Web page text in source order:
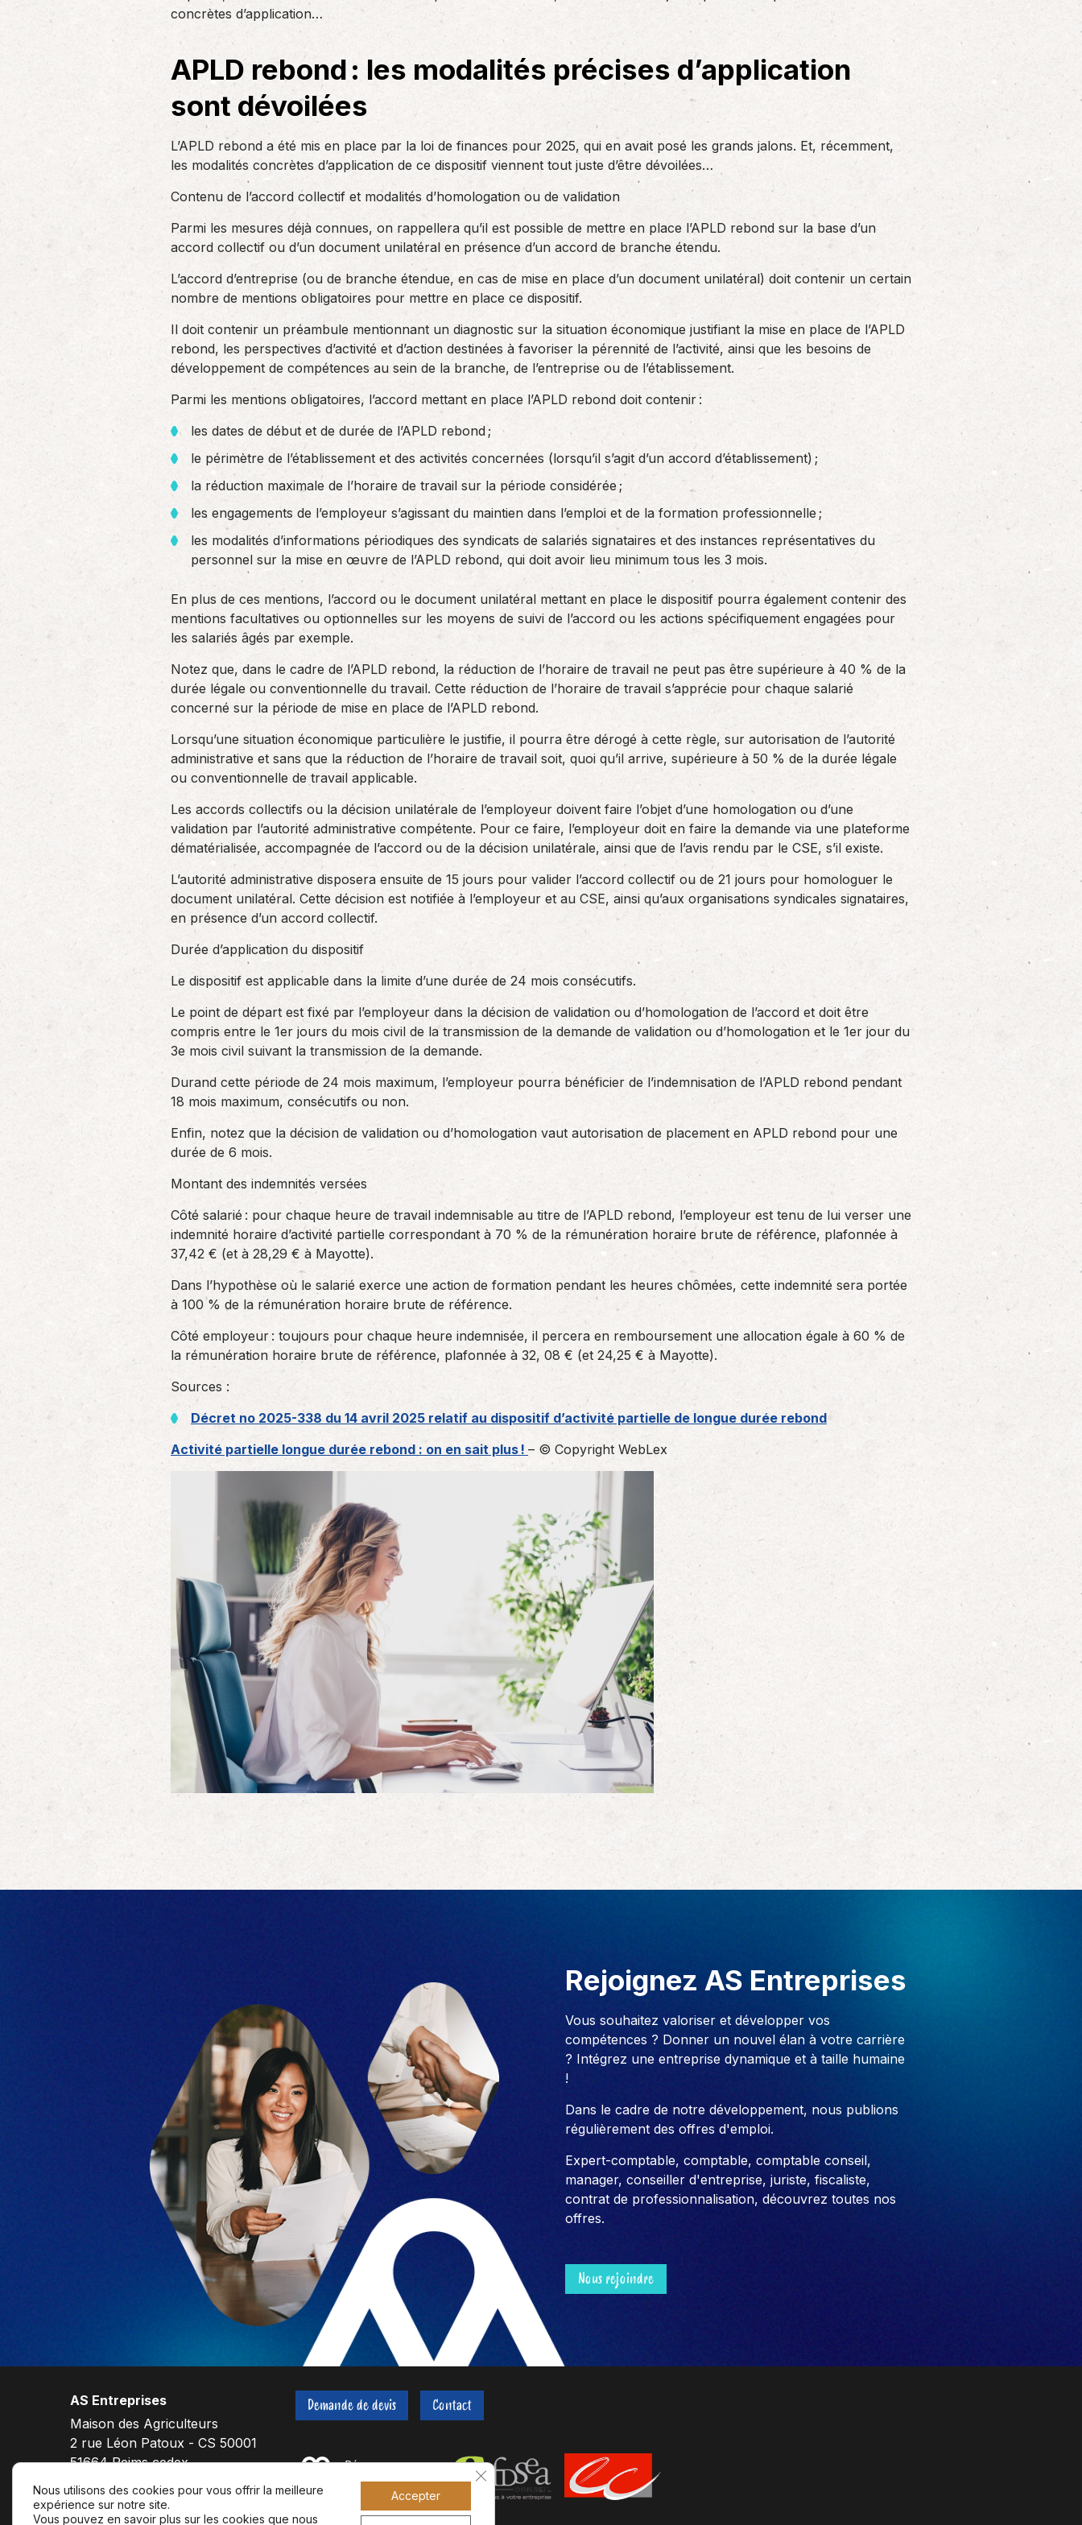
un nouvel associé…
de producteurs ou…
Accompagnement des
En tant qu’employeur, vous êtes soumis
à des obligations et à une légalisation
Solutions informatiques
Notre volonté de renforcer l’autonomie
de nos adhérents dans la tenue de leur
comptabilité et le…
concrètes d’application…
APLD rebond : les modalités précises d’application
sont dévoilées
L’APLD rebond a été mis en place par la loi de finances pour 2025, qui en avait posé les grands jalons. Et, récemment,
les modalités concrètes d’application de ce dispositif viennent tout juste d’être dévoilées…
Contenu de l’accord collectif et modalités d’homologation ou de validation
Parmi les mesures déjà connues, on rappellera qu’il est possible de mettre en place l’APLD rebond sur la base d’un
accord collectif ou d’un document unilatéral en présence d’un accord de branche étendu.
L’accord d’entreprise (ou de branche étendue, en cas de mise en place d’un document unilatéral) doit contenir un certain
nombre de mentions obligatoires pour mettre en place ce dispositif.
Il doit contenir un préambule mentionnant un diagnostic sur la situation économique justifiant la mise en place de l’APLD
rebond, les perspectives d’activité et d’action destinées à favoriser la pérennité de l’activité, ainsi que les besoins de
développement de compétences au sein de la branche, de l’entreprise ou de l’établissement.
Parmi les mentions obligatoires, l’accord mettant en place l’APLD rebond doit contenir :
les dates de début et de durée de l’APLD rebond ;
le périmètre de l’établissement et des activités concernées (lorsqu’il s’agit d’un accord d’établissement) ;
la réduction maximale de l’horaire de travail sur la période considérée ;
les engagements de l’employeur s’agissant du maintien dans l’emploi et de la formation professionnelle ;
les modalités d’informations périodiques des syndicats de salariés signataires et des instances représentatives du
personnel sur la mise en œuvre de l’APLD rebond, qui doit avoir lieu minimum tous les 3 mois.
En plus de ces mentions, l’accord ou le document unilatéral mettant en place le dispositif pourra également contenir des
mentions facultatives ou optionnelles sur les moyens de suivi de l’accord ou les actions spécifiquement engagées pour
les salariés âgés par exemple.
Notez que, dans le cadre de l’APLD rebond, la réduction de l’horaire de travail ne peut pas être supérieure à 40 % de la
durée légale ou conventionnelle du travail. Cette réduction de l’horaire de travail s’apprécie pour chaque salarié
concerné sur la période de mise en place de l’APLD rebond.
Lorsqu’une situation économique particulière le justifie, il pourra être dérogé à cette règle, sur autorisation de l’autorité
administrative et sans que la réduction de l’horaire de travail soit, quoi qu’il arrive, supérieure à 50 % de la durée légale
ou conventionnelle de travail applicable.
Les accords collectifs ou la décision unilatérale de l’employeur doivent faire l’objet d’une homologation ou d’une
validation par l’autorité administrative compétente. Pour ce faire, l’employeur doit en faire la demande via une plateforme
dématérialisée, accompagnée de l’accord ou de la décision unilatérale, ainsi que de l’avis rendu par le CSE, s’il existe.
L’autorité administrative disposera ensuite de 15 jours pour valider l’accord collectif ou de 21 jours pour homologuer le
document unilatéral. Cette décision est notifiée à l’employeur et au CSE, ainsi qu’aux organisations syndicales signataires,
en présence d’un accord collectif.
Durée d’application du dispositif
Le dispositif est applicable dans la limite d’une durée de 24 mois consécutifs.
Le point de départ est fixé par l’employeur dans la décision de validation ou d’homologation de l’accord et doit être
compris entre le 1er jours du mois civil de la transmission de la demande de validation ou d’homologation et le 1er jour du
3e mois civil suivant la transmission de la demande.
Durand cette période de 24 mois maximum, l’employeur pourra bénéficier de l’indemnisation de l’APLD rebond pendant
18 mois maximum, consécutifs ou non.
Enfin, notez que la décision de validation ou d’homologation vaut autorisation de placement en APLD rebond pour une
durée de 6 mois.
Montant des indemnités versées
Côté salarié : pour chaque heure de travail indemnisable au titre de l’APLD rebond, l’employeur est tenu de lui verser une
indemnité horaire d’activité partielle correspondant à 70 % de la rémunération horaire brute de référence, plafonnée à
37,42 € (et à 28,29 € à Mayotte).
Dans l’hypothèse où le salarié exerce une action de formation pendant les heures chômées, cette indemnité sera portée
à 100 % de la rémunération horaire brute de référence.
Côté employeur : toujours pour chaque heure indemnisée, il percera en remboursement une allocation égale à 60 % de
la rémunération horaire brute de référence, plafonnée à 32, 08 € (et 24,25 € à Mayotte).
Sources :
Décret no 2025-338 du 14 avril 2025 relatif au dispositif d’activité partielle de longue durée rebond
Activité partielle longue durée rebond : on en sait plus ! – © Copyright WebLex
Rejoignez AS Entreprises
Vous souhaitez valoriser et développer vos
compétences ? Donner un nouvel élan à votre carrière
? Intégrez une entreprise dynamique et à taille humaine
!
Dans le cadre de notre développement, nous publions
régulièrement des offres d'emploi.
Expert-comptable, comptable, comptable conseil,
manager, conseiller d'entreprise, juriste, fiscaliste,
contrat de professionnalisation, découvrez toutes nos
offres.
Nous rejoindre
AS Entreprises
Maison des Agriculteurs
2 rue Léon Patoux - CS 50001
51664 Reims cedex
F
L
Y
Demande de devis Contact
Nous utilisons des cookies pour vous offrir la meilleure
expérience sur notre site.
Vous pouvez en savoir plus sur les cookies que nous
Accepter
Fermer la bannière des cookies GDPR